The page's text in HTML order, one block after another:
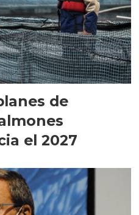
de
el 2027